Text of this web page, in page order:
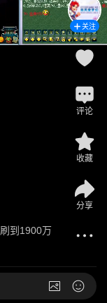
到1900万
关注
评论
收藏
分享